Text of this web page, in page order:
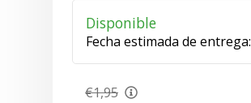
Disponible
Fecha estimada de entrega:
€1,95